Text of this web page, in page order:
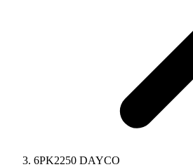
6PK2250 DAYCO